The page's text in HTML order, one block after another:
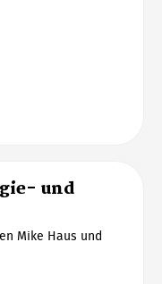
und
Mike Haus und